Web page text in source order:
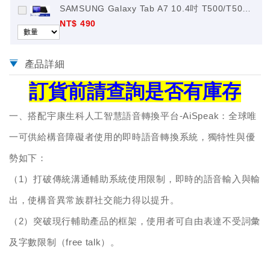
SAMSUNG Galaxy Tab A7 10.4吋 T500/T505
專用皮套
NT$ 490
產品詳細
訂貨前請查詢是否有庫存
一、搭配宇康生科人工智慧語音轉換平台-AiSpeak：全球唯
一可供給構音障礙者使用的即時語音轉換系統，獨特性與優
勢如下：
（1）打破傳統溝通輔助系統使用限制，即時的語音輸入與輸
出，使構音異常族群社交能力得以提升。
（2）突破現行輔助產品的框架，使用者可自由表達不受詞彙
及字數限制（free talk）。